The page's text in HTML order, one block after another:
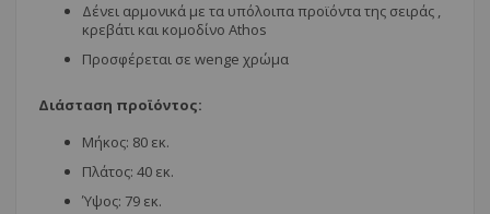
Δένει αρμονικά με τα υπόλοιπα προϊόντα της σειράς ,
κρεβάτι και κομοδίνο Athos
Προσφέρεται σε wenge χρώμα
Διάσταση προϊόντος:
Μήκος: 80 εκ.
Πλάτος: 40 εκ.
Ύψος: 79 εκ.